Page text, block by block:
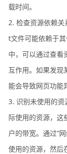
载时间。
2. 检查资源依赖
t文件可能依赖于
中，可以通过查看
互作用。如果发现
能会导致网页功能
3. 识别未使用的
际使用的资源，这
户的带宽。通过“
使用的资源，然后